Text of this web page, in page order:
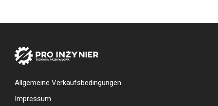
Allgemeine Verkaufsbedingungen
Impressum